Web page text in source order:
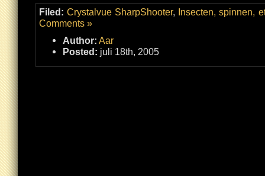
Filed: Crystalvue SharpShooter, Insecten, spinnen,
Comments »
Author: Aar
Posted: juli 18th, 2005